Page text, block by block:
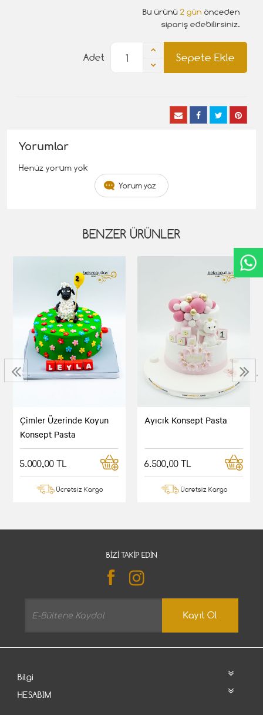
Bu ürünü 2 gün önceden
sipariş edebilirsiniz.
Sepete Ekle
Adet
Yorumlar
Henüz yorum yok
Yorum yaz
BENZER ÜRÜNLER
Çimler Üzerinde Koyun
Konsept Pasta
5.000,00 TL
Ücretsiz Kargo
Ayıcık Konsept Pasta
6.500,00 TL
Ücretsiz Kargo
‹ ›
BIZI TAKIP EDIN
Kayıt Ol
Bilgi
HESABIM